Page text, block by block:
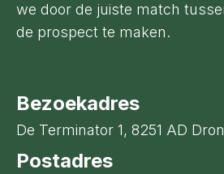
we door de juiste match
de prospect te maken.
Bezoekadres
De Terminator 1, 8251 AD
Postadres